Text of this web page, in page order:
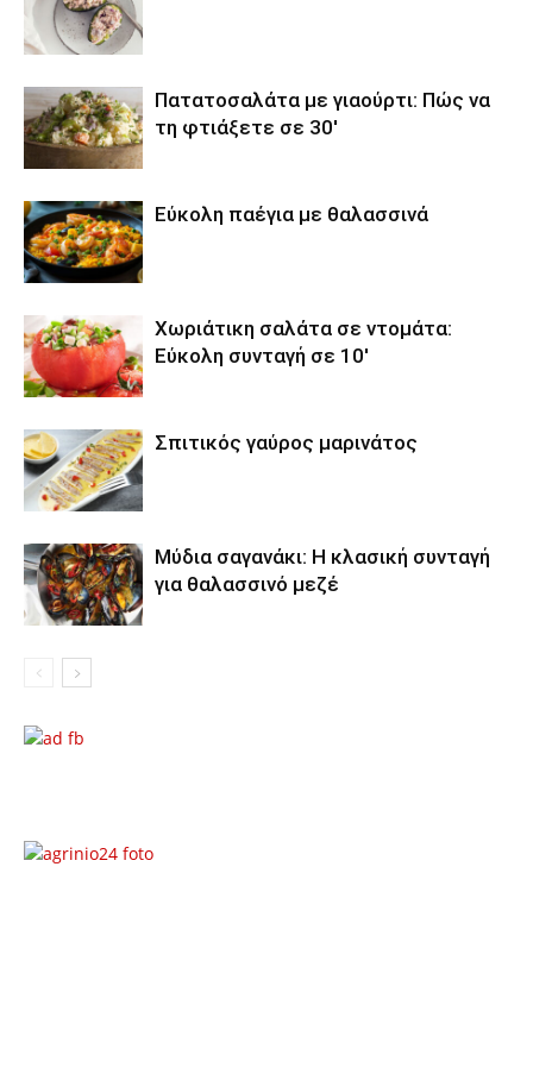
Πατατοσαλάτα με γιαούρτι: Πώς να
τη φτιάξετε σε 30′
Εύκολη παέγια με θαλασσινά
Χωριάτικη σαλάτα σε ντομάτα:
Εύκολη συνταγή σε 10′
Σπιτικός γαύρος μαρινάτος
Μύδια σαγανάκι: Η κλασική συνταγή
για θαλασσινό μεζέ